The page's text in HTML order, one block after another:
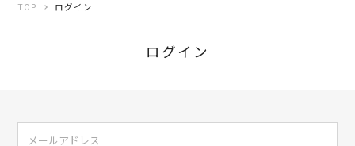
TOP ログイン
ログイン